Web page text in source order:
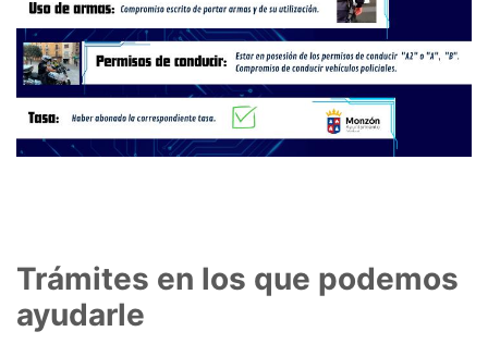
Trámites en los que podemos
ayudarle